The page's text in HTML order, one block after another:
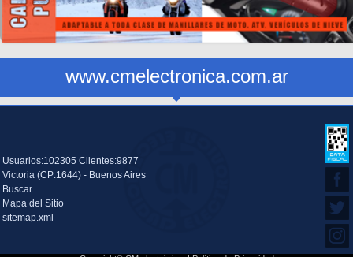
www.cmelectronica.com.ar
Usuarios:102305 Clientes:9877
Victoria (CP:1644) - Buenos Aires
Buscar
Mapa del Sitio
sitemap.xml